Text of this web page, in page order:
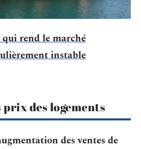
qui rend le marché
instable
prix des logements
des ventes de